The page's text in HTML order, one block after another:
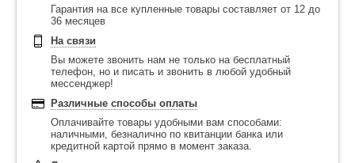
Гарантия на все купленные товары составляет от 12 до
36 месяцев
На связи
Вы можете звонить нам не только на бесплатный
телефон, но и писать и звонить в любой удобный
мессенджер!
Различные способы оплаты
Оплачивайте товары удобными вам способами:
наличными, безналично по квитанции банка или
кредитной картой прямо в момент заказа.